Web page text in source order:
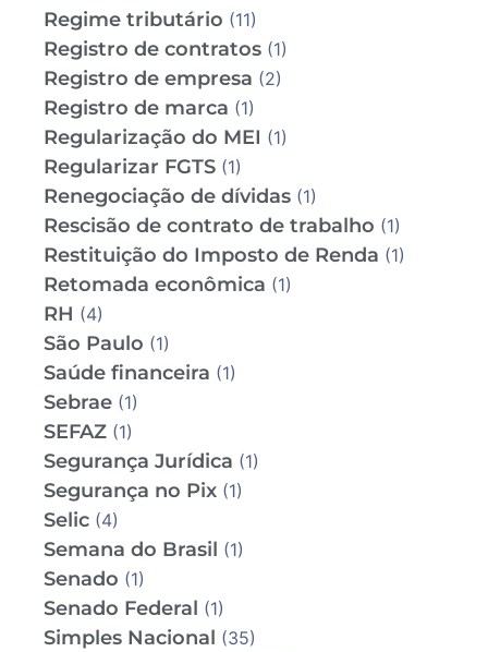
Regime tributário (11)
Registro de contratos (1)
Registro de empresa (2)
Registro de marca (1)
Regularização do MEI (1)
Regularizar FGTS (1)
Renegociação de dívidas (1)
Rescisão de contrato de trabalho (1)
Restituição do Imposto de Renda (1)
Retomada econômica (1)
RH (4)
São Paulo (1)
Saúde financeira (1)
Sebrae (1)
SEFAZ (1)
Segurança Jurídica (1)
Segurança no Pix (1)
Selic (4)
Semana do Brasil (1)
Senado (1)
Senado Federal (1)
Simples Nacional (35)